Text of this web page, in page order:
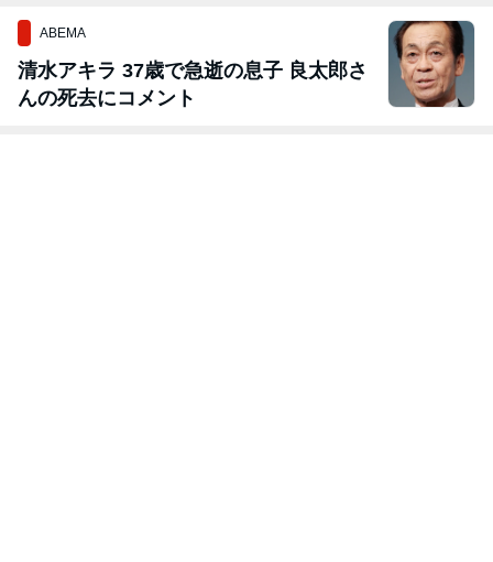
ABEMA
清水アキラ 37歳で急逝の息子 良太郎さ
んの死去にコメント